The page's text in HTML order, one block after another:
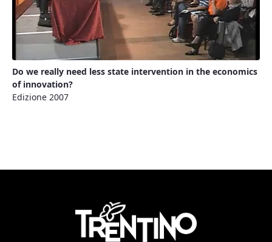
Do we really need less state intervention in the economics
of innovation?
Edizione 2007